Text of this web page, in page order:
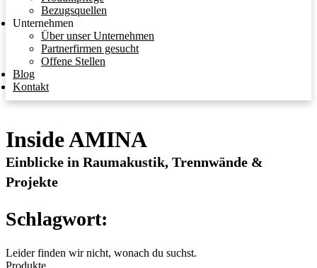
Bezugsquellen
Unternehmen
Über unser Unternehmen
Partnerfirmen gesucht
Offene Stellen
Blog
Kontakt
Inside AMINA
Einblicke in Raumakustik, Trennwände &
Projekte
Schlagwort:
Leider finden wir nicht, wonach du suchst.